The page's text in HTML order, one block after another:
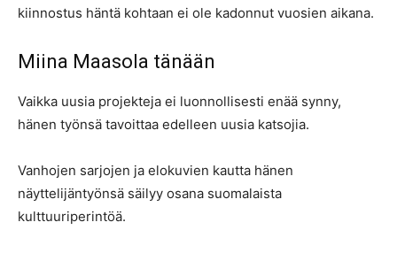
kiinnostus häntä kohtaan ei ole kadonnut vuosien aikana.
Miina Maasola tänään
Vaikka uusia projekteja ei luonnollisesti enää synny,
hänen työnsä tavoittaa edelleen uusia katsojia.
Vanhojen sarjojen ja elokuvien kautta hänen
näyttelijäntyönsä säilyy osana suomalaista
kulttuuriperintöä.